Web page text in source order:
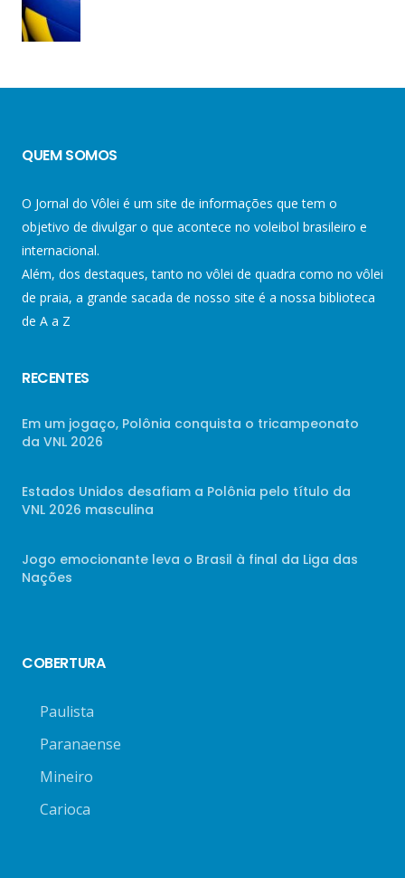
QUEM SOMOS
O Jornal do Vôlei é um site de informações que tem o
objetivo de divulgar o que acontece no voleibol brasileiro e
internacional.
Além, dos destaques, tanto no vôlei de quadra como no vôlei
de praia, a grande sacada de nosso site é a nossa biblioteca
de A a Z
RECENTES
Em um jogaço, Polônia conquista o tricampeonato
da VNL 2026
Estados Unidos desafiam a Polônia pelo título da
VNL 2026 masculina
Jogo emocionante leva o Brasil à final da Liga das
Nações
COBERTURA
Paulista
Paranaense
Mineiro
Carioca